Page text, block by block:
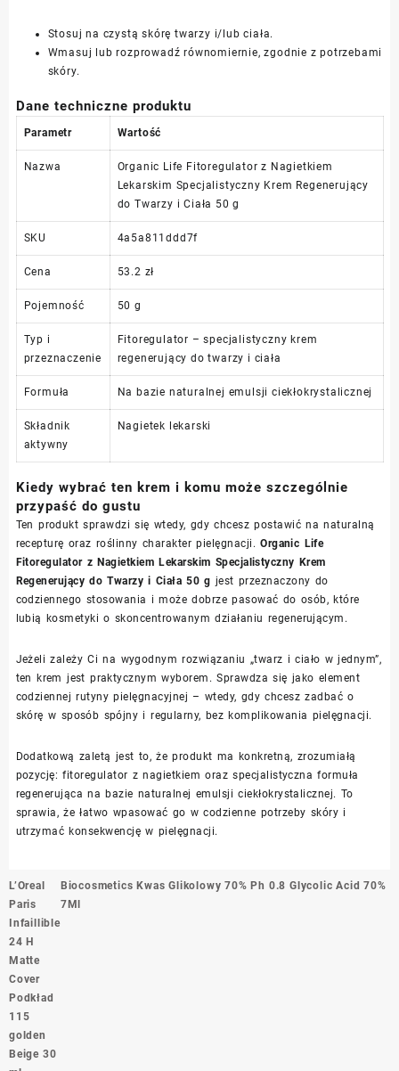
Stosuj na czystą skórę twarzy i/lub ciała.
Wmasuj lub rozprowadź równomiernie, zgodnie z potrzebami
skóry.
Dane techniczne produktu
Parametr Wartość
Nazwa
Organic Life Fitoregulator z Nagietkiem
Lekarskim Specjalistyczny Krem Regenerujący
do Twarzy i Ciała 50 g
SKU 4a5a811ddd7f
Cena 53.2 zł
Pojemność 50 g
Typ i
przeznaczenie
Fitoregulator – specjalistyczny krem
regenerujący do twarzy i ciała
Formuła Na bazie naturalnej emulsji ciekłokrystalicznej
Składnik
aktywny
Nagietek lekarski
Kiedy wybrać ten krem i komu może szczególnie
przypaść do gustu
Ten produkt sprawdzi się wtedy, gdy chcesz postawić na naturalną
recepturę oraz roślinny charakter pielęgnacji.Organic Life
Fitoregulator z Nagietkiem Lekarskim Specjalistyczny Krem
Regenerujący do Twarzy i Ciała 50 g jest przeznaczony do
codziennego stosowania i może dobrze pasować do osób, które
lubią kosmetyki o skoncentrowanym działaniu regenerującym.
Jeżeli zależy Ci na wygodnym rozwiązaniu „twarz i ciało w jednym”,
ten krem jest praktycznym wyborem. Sprawdza się jako element
codziennej rutyny pielęgnacyjnej – wtedy, gdy chcesz zadbać o
skórę w sposób spójny i regularny, bez komplikowania pielęgnacji.
Dodatkową zaletą jest to, że produkt ma konkretną, zrozumiałą
pozycję: fitoregulator z nagietkiem oraz specjalistyczna formuła
regenerująca na bazie naturalnej emulsji ciekłokrystalicznej. To
sprawia, że łatwo wpasować go w codzienne potrzeby skóry i
utrzymać konsekwencję w pielęgnacji.
Nawigacja
wpisu
L’Oreal
Paris
Infaillible
24 H
Matte
Cover
Podkład
115
golden
Beige 30
Biocosmetics Kwas Glikolowy 70% Ph 0.8 Glycolic Acid 70%
7Ml